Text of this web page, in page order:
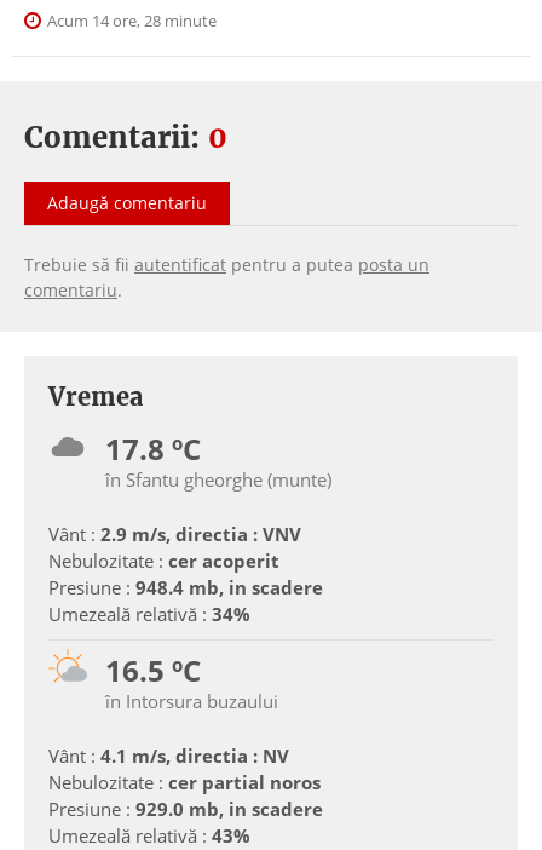
Acum 14 ore, 28 minute
Comentarii: 0
Adaugă comentariu
Trebuie să fii autentificat pentru a putea posta un
comentariu.
Vremea
17.8 ºC
în Sfantu gheorghe (munte)
Vânt : 2.9 m/s, directia : VNV
Nebulozitate : cer acoperit
Presiune : 948.4 mb, in scadere
Umezeală relativă : 34%
16.5 ºC
în Intorsura buzaului
Vânt : 4.1 m/s, directia : NV
Nebulozitate : cer partial noros
Presiune : 929.0 mb, in scadere
Umezeală relativă : 43%